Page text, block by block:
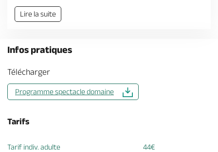
Lire la suite
Infos pratiques
Télécharger
Programme spectacle domaine
Tarifs
Tarif indiv. adulte 44€